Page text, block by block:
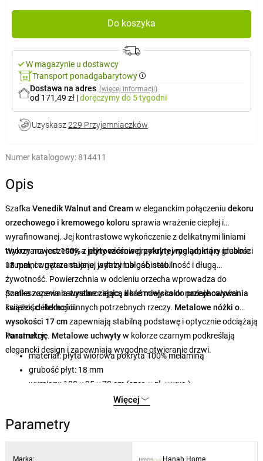
Do koszyka
W magazynie u dostawcy
Transport ponadgabarytowy
Dostawa na adres (więcej informacji)
od 171,49 zł |doręczymydo 5 tygodni
Uzyskasz 229 Przyjemniaczków
Numer katalogowy: 814411
Opis
Szafka Venedik Walnut and Creamw eleganckim połączeniu dekoru
orzechowego i kremowego koloru sprawia wrażenie ciepłej i
wyrafinowanej. Jej kontrastowe wykończenie z delikatnymi liniami
tworzy nowoczesny, a jednocześnie przytulny wygląd, który idealnie
uzupełni wnętrze salonu, jadalni lub gabinetu.
Wykonana jest100%zpłyty wiórowej pokrytej melaminąo grubości
18 mm, co gwarantuje jej wytrzymałość, stabilność i długą
żywotność. Powierzchnia w odcieniu orzecha wprowadza do
pomieszczenia naturalne ciepło, a kremowy kolor nadaje całości
świeżości i lekkości.
Szafka zapewniawystarczającą ilość miejscadoprzechowywania
książek, dekoracji i innych potrzebnych rzeczy. Metalowe nóżki o
wysokości 17 cmzapewniają stabilną podstawę i optycznie odciążają
konstrukcję. Metalowe uchwytyw kolorze czarnym podkreślają
elegancki design i zapewniają wygodne otwieranie drzwi.
Parametry:
materiał: płyta wiórowa pokryta 100% melaminą
grubość płyt: 18 mm
wymiary: 180 × 35 × 78 cm (szer. × gł. × wys.)
wysokość metalowych nóg: 17 cm
Więcej
Parametry
Marka: Hanah Home